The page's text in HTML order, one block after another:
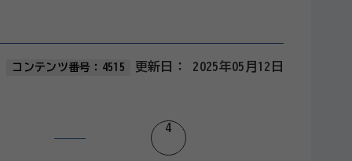
コンテンツ番号：4515 更新日： 2025年05月12日